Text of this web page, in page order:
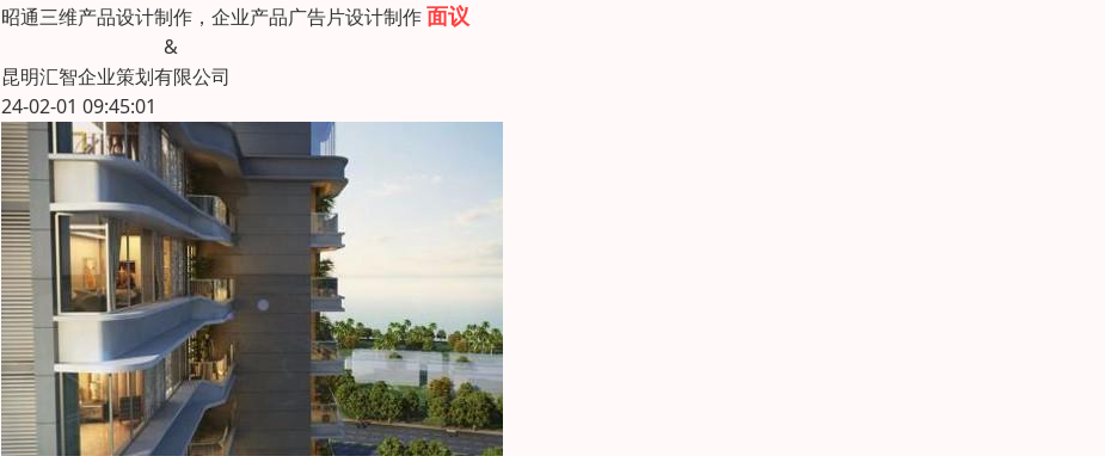
昭通三维产品设计制作，企业产品广告片设计制作面议
&
昆明汇智企业策划有限公司
24-02-01 09:45:01